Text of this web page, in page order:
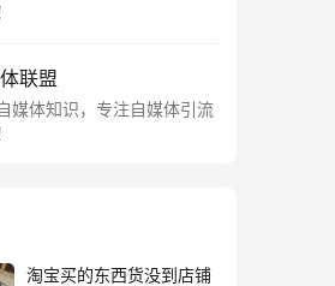
联盟
媒体知识，专注自媒体引流
淘宝买的东西货没到店铺